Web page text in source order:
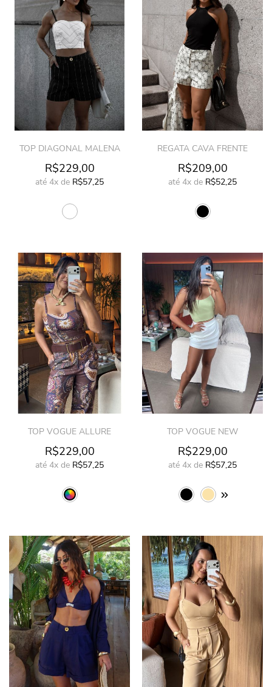
TOP DIAGONAL MALENA
R$229,00
até 4x de R$57,25
REGATA CAVA FRENTE
R$209,00
até 4x de R$52,25
TOP VOGUE ALLURE
R$229,00
até 4x de R$57,25
TOP VOGUE NEW
R$229,00
até 4x de R$57,25